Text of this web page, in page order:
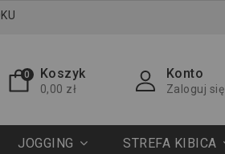
0 Koszyk
0,00 zł
Konto
Zaloguj się
JOGGING STREFA KIBICA